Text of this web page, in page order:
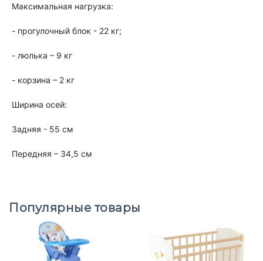
Максимальная нагрузка:
- прогулочный блок - 22 кг;
- люлька – 9 кг
- корзина – 2 кг
Ширина осей:
Задняя - 55 см
Передняя – 34,5 см
Популярные товары